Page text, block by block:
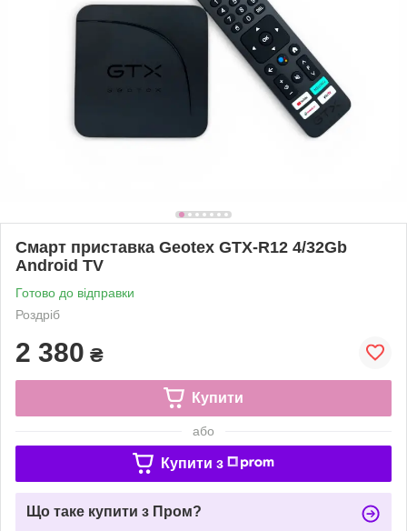
Смарт приставка Geotex GTX-R12 4/32Gb
Android TV
Готово до відправки
Роздріб
2 380 ₴
Купити
або
Купити з
Що таке купити з Пром?